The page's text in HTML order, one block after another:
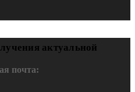
актуальной
почта: